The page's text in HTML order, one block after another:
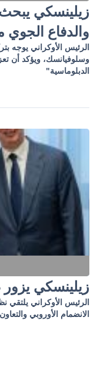
زيلينسكي
والدفاع الجوي
الرئيس الأوكراني يوجه
وسلوفيانسك، ويؤكد أن
الدبلوماسية"
زيلينسكي
الرئيس الأوكراني
الانضمام الأوروبي